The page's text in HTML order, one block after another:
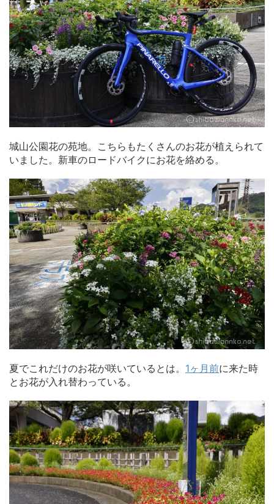
城山公園花の苑地。こちらもたくさんのお花が植えられて
いました。新車のロードバイクにお花を絡める。
夏でこれだけのお花が咲いているとは。 1ヶ月前に来た時
とお花が入れ替わっている。